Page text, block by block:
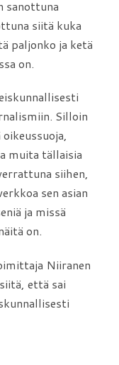
sanottuna
siitä kuka
paljonko ja ketä
on.
Silloin
muita tällaisia
siihen,
sen asian
ja missä
on.
Niiranen
että sai